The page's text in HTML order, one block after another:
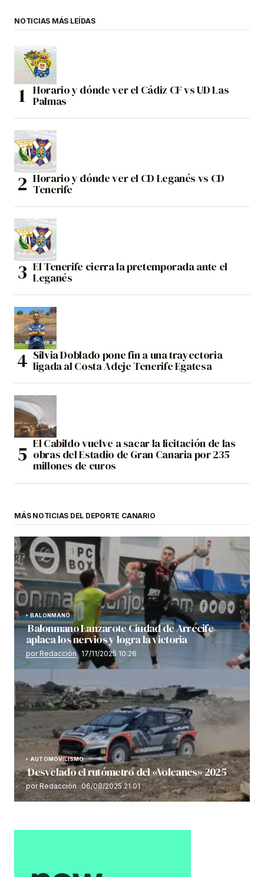
NOTICIAS MÁS LEÍDAS
Horario y dónde ver el Cádiz CF vs UD Las
Palmas
Horario y dónde ver el CD Leganés vs CD
Tenerife
El Tenerife cierra la pretemporada ante el
Leganés
Silvia Doblado pone fin a una trayectoria
ligada al Costa Adeje Tenerife Egatesa
El Cabildo vuelve a sacar la licitación de las
obras del Estadio de Gran Canaria por 235
millones de euros
MÁS NOTICIAS DEL DEPORTE CANARIO
BALONMANO
Balonmano Lanzarote Ciudad de Arrecife
aplaca los nervios y logra la victoria
por Redacción 17/11/2025 10:26
AUTOMOVILISMO
Desvelado el rutómetro del «Volcanes» 2025
por Redacción 06/08/2025 21:01